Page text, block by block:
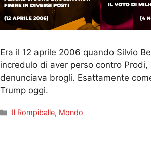
Era il 12 aprile 2006 quando Silvio
incredulo di aver perso contro Prodi,
denunciava brogli. Esattamente
Trump oggi.
Categorie
Il Rompiballe, Mondo